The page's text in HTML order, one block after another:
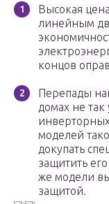
Высокая
линейным
концов
Перепады
домах не
моделей
докупать
защитить
же модели
защитой.